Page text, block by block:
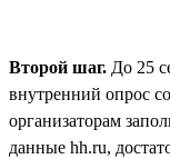
Второй шаг. До 25
внутренний опрос
организаторам
данные hh.ru,